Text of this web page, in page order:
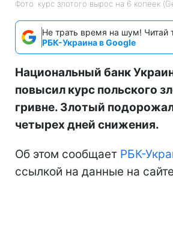
Фото: курс злотого вырос на 6 копеек
Не трать время на шум! Читай
РБК-Украина в Google
Национальный банк
повысил курс польского
гривне. Злотый
четырех дней снижения.
Об этом сообщает РБК-
ссылкой на данные на сайте